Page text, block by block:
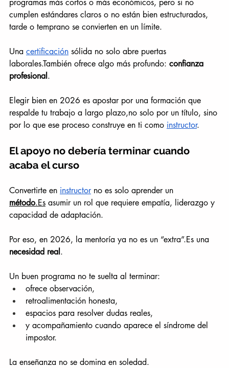
programas más cortos o más económicos, pero si no
cumplen estándares claros o no están bien estructurados,
tarde o temprano se convierten en un límite.
Una certificación sólida no solo abre puertas
laborales.También ofrece algo más profundo: confianza
profesional.
Elegir bien en 2026 es apostar por una formación que
respalde tu trabajo a largo plazo,no solo por un título, sino
por lo que ese proceso construye en ti como instructor.
El apoyo no debería terminar cuando
acaba el curso
Convertirte en instructor no es solo aprender un
método.Es asumir un rol que requiere empatía, liderazgo y
capacidad de adaptación.
Por eso, en 2026, la mentoría ya no es un “extra”.Es una
necesidad real.
Un buen programa no te suelta al terminar:
ofrece observación,
retroalimentación honesta,
espacios para resolver dudas reales,
y acompañamiento cuando aparece el síndrome del
impostor.
La enseñanza no se domina en soledad.